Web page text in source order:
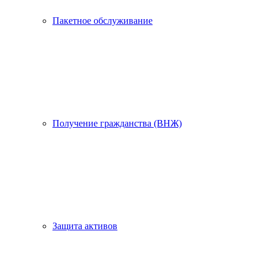
Пакетное обслуживание
Получение гражданства (ВНЖ)
Защита активов